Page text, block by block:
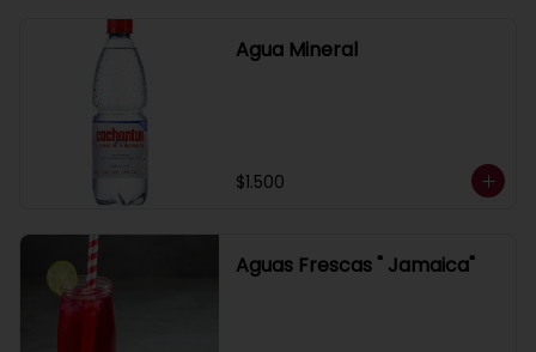
Agua Mineral
$1.500
Aguas Frescas " Jamaica"